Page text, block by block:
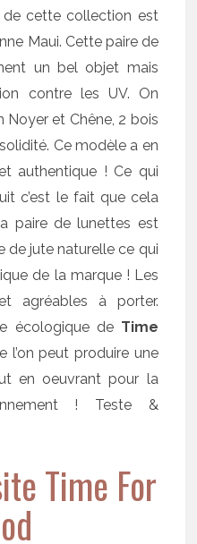
cette collection est
Maui. Cette paire de
un bel objet mais
contre les UV. On
et Chêne, 2 bois
Ce modèle a en
authentique ! Ce qui
c’est le fait que cela
paire de lunettes est
de jute naturelle ce qui
de la marque ! Les
agréables à porter.
écologique de Time
l’on peut produire une
en oeuvrant pour la
! Teste &
Time For